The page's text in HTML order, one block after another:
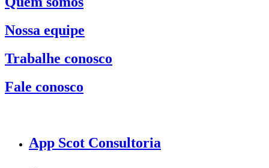
Nossa equipe
Trabalhe conosco
Fale conosco
App Scot Consultoria